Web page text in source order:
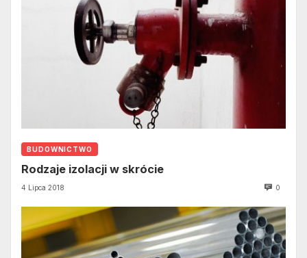
BUDOWNICTWO
Rodzaje izolacji w skrócie
4 Lipca 2018 0